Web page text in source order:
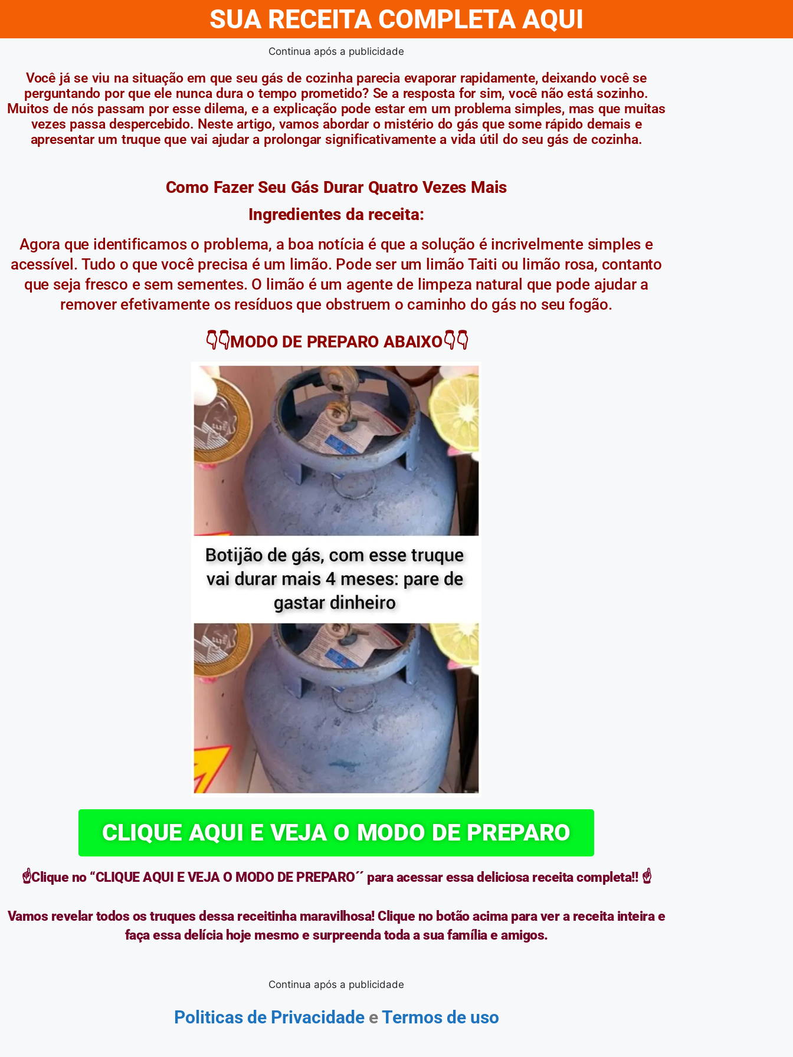
SUA RECEITA COMPLETA AQUI
Continua após a publicidade
Você já se viu na situação em que seu gás de cozinha parecia evaporar rapidamente, deixando você se
perguntando por que ele nunca dura o tempo prometido? Se a resposta for sim, você não está sozinho.
Muitos de nós passam por esse dilema, e a explicação pode estar em um problema simples, mas que muitas
vezes passa despercebido. Neste artigo, vamos abordar o mistério do gás que some rápido demais e
apresentar um truque que vai ajudar a prolongar significativamente a vida útil do seu gás de cozinha.
Como Fazer Seu Gás Durar Quatro Vezes Mais
Ingredientes da receita:
Agora que identificamos o problema, a boa notícia é que a solução é incrivelmente simples e
acessível. Tudo o que você precisa é um limão. Pode ser um limão Taiti ou limão rosa, contanto
que seja fresco e sem sementes. O limão é um agente de limpeza natural que pode ajudar a
remover efetivamente os resíduos que obstruem o caminho do gás no seu fogão.
👇👇MODO DE PREPARO ABAIXO👇👇
CLIQUE AQUI E VEJA O MODO DE PREPARO
☝️Clique no “CLIQUE AQUI E VEJA O MODO DE PREPARO´´ para acessar essa deliciosa receita completa!! ☝️
Vamos revelar todos os truques dessa receitinha maravilhosa! Clique no botão acima para ver a receita inteira e
faça essa delícia hoje mesmo e surpreenda toda a sua família e amigos.
Continua após a publicidade
Politicasde Privacidade eTermos de uso